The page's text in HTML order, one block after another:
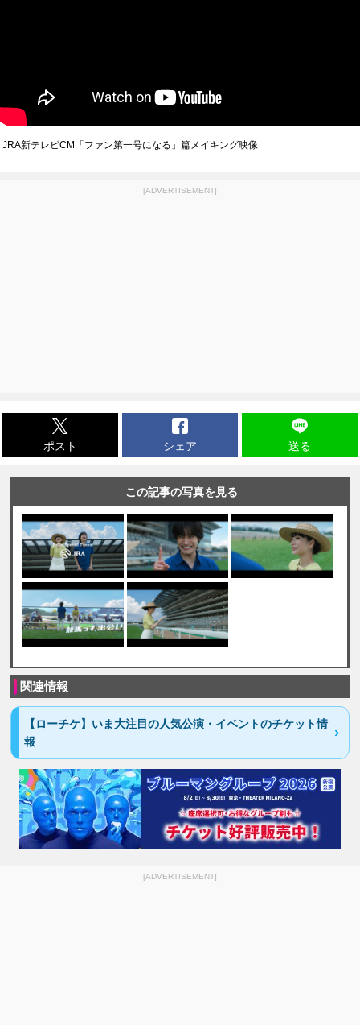
JRA新テレビCM「ファン第一号になる」篇メイキング映像
[ADVERTISEMENT]
ポスト シェア 送る
この記事の写真を見る
関連情報
【ローチケ】いま大注目の人気公演・イベントのチケット情
報
[ADVERTISEMENT]